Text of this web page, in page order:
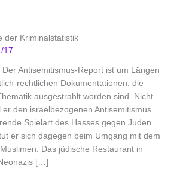
der Kriminalstatistik
17
Der Antisemitismus-Report ist um Längen
rechtlichen Dokumentationen, die
ausgestrahlt worden sind. Nicht
den israelbezogenen Antisemitismus
Spielart des Hasses gegen Juden
er sich dagegen beim Umgang mit dem
Das jüdische Restaurant in
[…]